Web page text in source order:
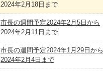
2024年2月18日まで
市長の週間予定2024年2月5日から
2024年2月11日まで
市長の週間予定2024年1月29日から
2024年2月4日まで